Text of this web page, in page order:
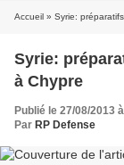
Accueil » Syrie:
Syrie:
à Chypre
Publié le 27/08/2013
Par RP Defense